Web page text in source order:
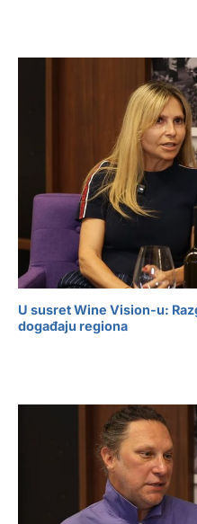
U susret Wine Vision-u:
događaju regiona